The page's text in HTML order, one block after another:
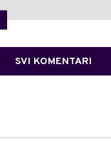
SVI KOMENTARI